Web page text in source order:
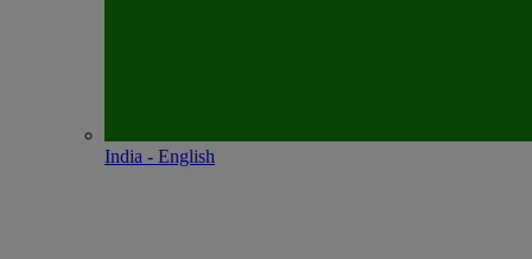
India - English